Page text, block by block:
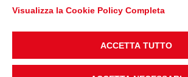
Salta al contenuto
Reimposta impostazioni
Visualizza la Cookie Policy Completa
ACCETTA TUTTO